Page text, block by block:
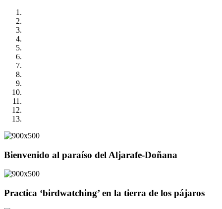
Bienvenido al paraíso del Aljarafe-Doñana
Practica ‘birdwatching’ en la tierra de los pájaros